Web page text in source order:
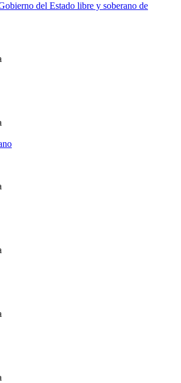
del Estado libre y soberano de